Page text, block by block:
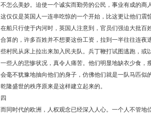
不怎么美妙。迫使一个诚实而勤劳的公民，事业有成的
这仅仅是英国人一连串吃惊的一个开始，比这更让他们震
在船只行使于内河时，英国人注意到，官员们强迫大批百
合算的，许多百姓并不想要这份工资，拉到一半往往连
些村民从床上拉出来加入民夫队。兵丁鞭打试图逃跑，
一些人的悲惨状况，真令人痛苦。他们明显地缺衣少食
会毫不犹豫地抽向他们的身子，仿佛他们就是一队马匹似
乾隆盛世的秩序原来是这样建立起来的。
四
而同时代的欧洲，人权观念已经深入人心。一个人不管